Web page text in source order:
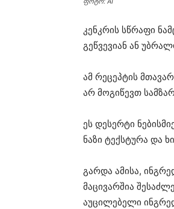
კენკრის სწრაფი
გეწვევიან ან
ამ რეცეპტის
არ მოგიწევთ
ეს დესერტი
ნაზი ტექსტურა და
გარდა ამისა,
მაცივარშია
აუცილებელი